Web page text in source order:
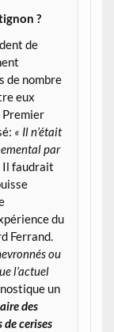
?
de
de nombre
eux
Premier
« Il n’était
par
Il faudrait
du
Ferrand.
ou
l’actuel
un
des
de cerises